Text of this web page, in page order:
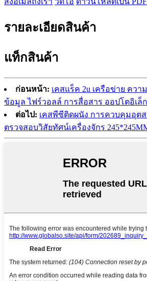
รายละเอียดสินค้า
แท็กสินค้า
ก่อนหน้า: เคสแร็ค 2u เครือข่าย ควา
ข้อมูล ไฟร์วอลล์ การสื่อสาร ออปโตอิเล็
ต่อไป: เคสพีซีติดผนัง การควบคุมอุตส
ตรวจสอบวิสัยทัศน์เครื่องจักร